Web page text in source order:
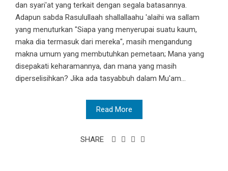
dan syari'at yang terkait dengan segala batasannya.
Adapun sabda Rasulullaah shallallaahu 'alaihi wa sallam
yang menuturkan "Siapa yang menyerupai suatu kaum,
maka dia termasuk dari mereka", masih mengandung
makna umum yang membutuhkan pemetaan; Mana yang
disepakati keharamannya, dan mana yang masih
diperselisihkan? Jika ada tasyabbuh dalam Mu'am...
Read More
SHARE